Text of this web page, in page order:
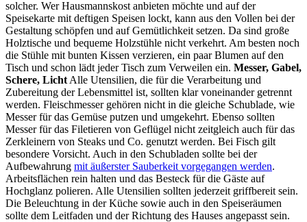
solcher. Wer Hausmannskost anbieten möchte und auf der
Speisekarte mit deftigen Speisen lockt, kann aus den Vollen bei der
Gestaltung schöpfen und auf Gemütlichkeit setzen. Da sind große
Holztische und bequeme Holzstühle nicht verkehrt. Am besten noch
die Stühle mit bunten Kissen verzieren, ein paar Blumen auf den
Tisch und schon lädt jeder Tisch zum Verweilen ein. Messer, Gabel,
Schere, Licht Alle Utensilien, die für die Verarbeitung und
Zubereitung der Lebensmittel ist, sollten klar voneinander getrennt
werden. Fleischmesser gehören nicht in die gleiche Schublade, wie
Messer für das Gemüse putzen und umgekehrt. Ebenso sollten
Messer für das Filetieren von Geflügel nicht zeitgleich auch für das
Zerkleinern von Steaks und Co. genutzt werden. Bei Fisch gilt
besondere Vorsicht. Auch in den Schubladen sollte bei der
Aufbewahrung mit äußerster Sauberkeit vorgegangen werden.
Arbeitsflächen rein halten und das Besteck für die Gäste auf
Hochglanz polieren. Alle Utensilien sollten jederzeit griffbereit sein.
Die Beleuchtung in der Küche sowie auch in den Speiseräumen
sollte dem Leitfaden und der Richtung des Hauses angepasst sein.